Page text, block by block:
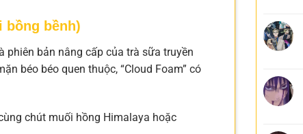
bồng bềnh)
bản nâng cấp của trà sữa truyền
béo béo quen thuộc, “Cloud Foam” có
chút muối hồng Himalaya hoặc